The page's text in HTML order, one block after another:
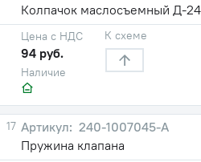
Колпачок маслосъемный Д-
Наличие
Цена с НДС
94 руб.
К схеме
17
240-1007045-А
Пружина клапана